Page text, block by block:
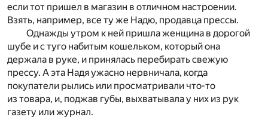
если тот пришел в магазин в отличном настроении.
Взять, например, все ту же Надю, продавца прессы.
Однажды утром к ней пришла женщина в дорогой
шубе и с туго набитым кошельком, который она
держала в руке, и принялась перебирать свежую
прессу. А эта Надя ужасно нервничала, когда
покупатели рылись или просматривали что-то
из товара, и, поджав губы, выхватывала у них из рук
газету или журнал.